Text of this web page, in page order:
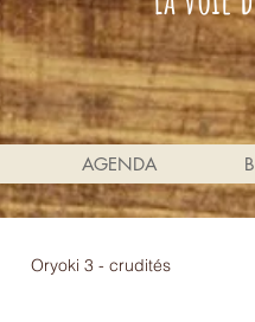
AGENDA
Oryoki 3 - crudités